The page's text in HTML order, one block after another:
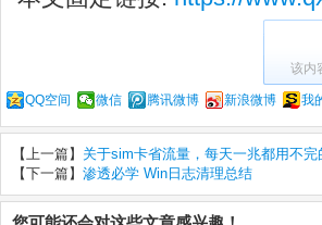
该内
QQ空间 微信 腾讯微博 新浪微博 我
【上一篇】 关于sim卡省流量，每天一兆都用不完
【下一篇】 渗透必学 Win日志清理总结